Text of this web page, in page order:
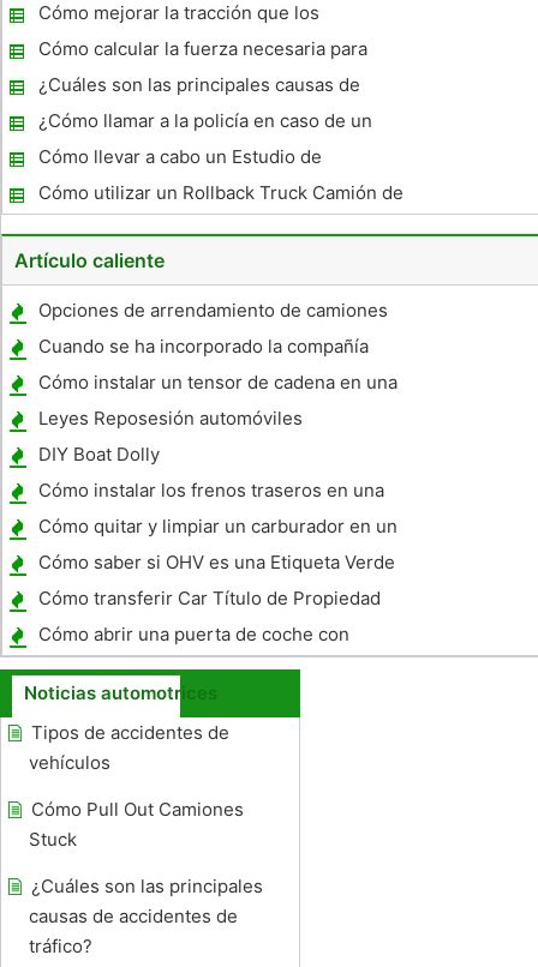
en Louisville , Kentucky
Cómo mejorar la tracción que los
neumáticos para mojado
Cómo calcular la fuerza necesaria para
mover un coche
¿Cuáles son las principales causas de
accidentes de tráfico?
¿Cómo llamar a la policía en caso de un
accidente de auto
Cómo llevar a cabo un Estudio de
Accidentes de Tránsito
Cómo utilizar un Rollback Truck Camión de
auxilio
Artículo caliente
Opciones de arrendamiento de camiones
Cuando se ha incorporado la compañía
Harley Davidson?
Cómo instalar un tensor de cadena en una
Carrera 911
Leyes Reposesión automóviles
DIY Boat Dolly
Cómo instalar los frenos traseros en una
Ford Ranger 1996
Cómo quitar y limpiar un carburador en un
Ford Truck 1985
Cómo saber si OHV es una Etiqueta Verde
Cómo transferir Car Título de Propiedad
Cómo abrir una puerta de coche con
suspensión de capa
Noticias automotrices
Tipos de accidentes de
vehículos
Cómo Pull Out Camiones
Stuck
¿Cuáles son las principales
causas de accidentes de
tráfico?